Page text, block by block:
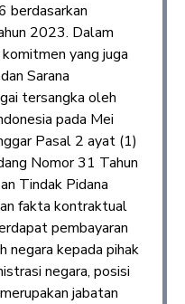
berdasarkan
2023. Dalam
yang juga
Sarana
tersangka oleh
pada Mei
Pasal 2 ayat (1)
Nomor 31 Tahun
Tindak Pidana
fakta kontraktual
pembayaran
negara kepada pihak
negara, posisi
jabatan